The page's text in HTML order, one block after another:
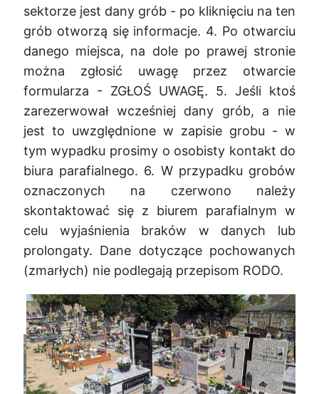
sektorze jest dany grób - po kliknięciu na ten
grób otworzą się informacje. 4. Po otwarciu
danego miejsca, na dole po prawej stronie
można zgłosić uwagę przez otwarcie
formularza - ZGŁOŚ UWAGĘ. 5. Jeśli ktoś
zarezerwował wcześniej dany grób, a nie
jest to uwzględnione w zapisie grobu - w
tym wypadku prosimy o osobisty kontakt do
biura parafialnego. 6. W przypadku grobów
oznaczonych na czerwono należy
skontaktować się z biurem parafialnym w
celu wyjaśnienia braków w danych lub
prolongaty. Dane dotyczące pochowanych
(zmarłych) nie podlegają przepisom RODO.